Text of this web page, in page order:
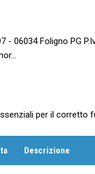
- 06034 Foligno PG
...
per il corretto
Descrizione